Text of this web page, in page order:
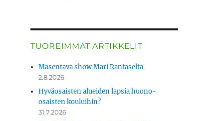
TUOREIMMAT ARTIKKELIT
Masentava show Mari Rantaselta
2.8.2026
Hyväosaisten alueiden lapsia huono-
osaisten kouluihin?
31.7.2026